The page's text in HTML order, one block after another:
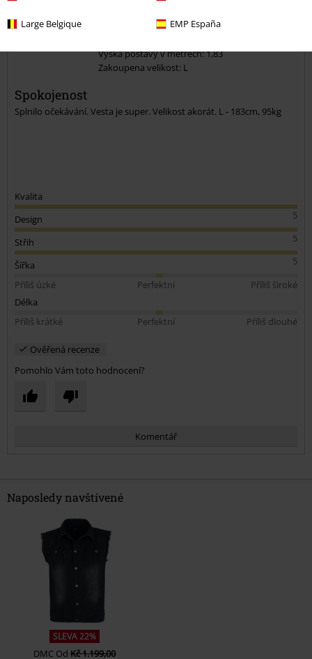
Large Belgique EMP España
Odeslat komentář
Výška postavy v metrech: 1,83
Zakoupena velikost: L
Spokojenost
Splnilo očekávání. Vesta je super. Velikost akorát. L - 183cm, 95kg
Kvalita
5
Design
5
Střih
5
Šířka
Příliš úzké
Perfektní
Příliš široké
Délka
Příliš krátké
Perfektní Příliš dlouhé
Ověřená recenze
Pomohlo Vám toto hodnocení?
Komentář
Naposledy navštívené
SLEVA 22%
DMC OdKč 1.199,00